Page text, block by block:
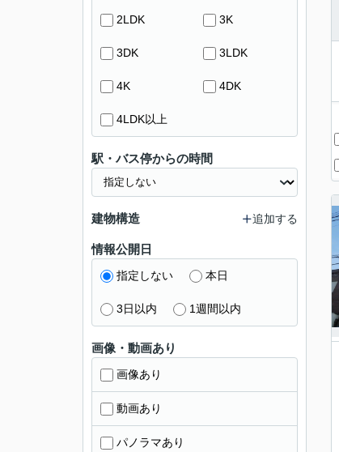
2LDK 3K
3DK 3LDK
4K 4DK
4LDK以上
駅・バス停からの時間
建物構造 追加する
情報公開日
指定しない 本日
3日以内 1週間以内
画像・動画あり
画像あり
動画あり
パノラマあり